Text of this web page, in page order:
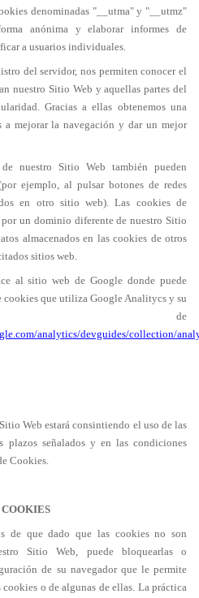
denominadas "__utma" y "__utmz"
anónima y elaborar informes de
a usuarios individuales.
del servidor, nos permiten conocer el
nuestro Sitio Web y aquellas partes del
Gracias a ellas obtenemos una
a mejorar la navegación y dar un mejor
nuestro Sitio Web también pueden
ejemplo, al pulsar botones de redes
en otro sitio web). Las cookies de
por un dominio diferente de nuestro Sitio
almacenados en las cookies de otros
sitios web.
al sitio web de Google donde puede
que utiliza Google Analitycs y su
de
analytics/devguides/collection/
Web estará consintiendo el uso de las
plazos señalados y en las condiciones
Cookies.
de que dado que las cookies no son
Sitio Web, puede bloquearlas o
de su navegador que le permite
o de algunas de ellas. La práctica